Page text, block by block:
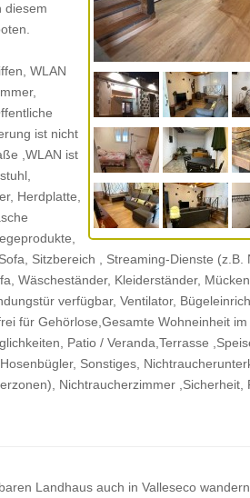
diesem
WLAN
ist nicht
,WLAN ist
Herdplatte,
Sitzbereich , Streaming-Dienste (z.B.
Wäscheständer, Kleiderständer,
verfügbar, Ventilator,
für Gehörlose,Gesamte Wohneinheit im
Patio / Veranda,Terrasse
Sonstiges,
Nichtraucherzimmer ,Sicherheit,
Landhaus auch in Valleseco